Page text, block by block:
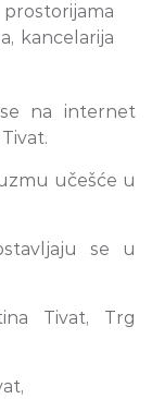
kancelarija
na internet
učešće u
se u
Tivat, Trg